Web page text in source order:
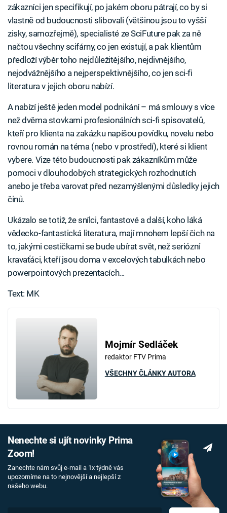
zákazníci jen specifikují, po jakém oboru pátrají, co by si
vlastně od budoucnosti slibovali (většinou jsou to vyšší
zisky, samozřejmě), specialisté ze SciFuture pak za ně
načtou všechny scifárny, co jen existují, a pak klientům
předloží výběr toho nejdůležitějšího, nejdivnějšího,
nejodvážnějšího a nejperspektivnějšího, co jen sci-fi
literatura v jejich oboru nabízí.
A nabízí ještě jeden model podnikání – má smlouvy s více
než dvěma stovkami profesionálních sci-fi spisovatelů,
kteří pro klienta na zakázku napíšou povídku, novelu nebo
rovnou román na téma (nebo v prostředí), které si klient
vybere. Vize této budoucnosti pak zákazníkům může
pomoci v dlouhodobých strategických rozhodnutích
anebo je třeba varovat před nezamýšlenými důsledky jejich
činů.
Ukázalo se totiž, že snílci, fantastové a další, koho láká
vědecko-fantastická literatura, mají mnohem lepší čich na
to, jakými cestičkami se bude ubírat svět, než seriózní
kravaťáci, kteří jsou doma v excelových tabulkách nebo
powerpointových prezentacích...
Text: MK
Mojmír Sedláček
redaktor FTV Prima
VŠECHNY ČLÁNKY AUTORA
Nenechte si ujít novinky Prima
Zoom!
Zanechte nám svůj e-mail a 1x týdně vás
upozorníme na to nejnovější a nejlepší z
našeho webu.